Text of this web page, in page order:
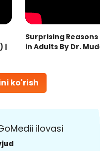
ko'rish
|
Surprising Reasons
in Adults By Dr.
ilovasi